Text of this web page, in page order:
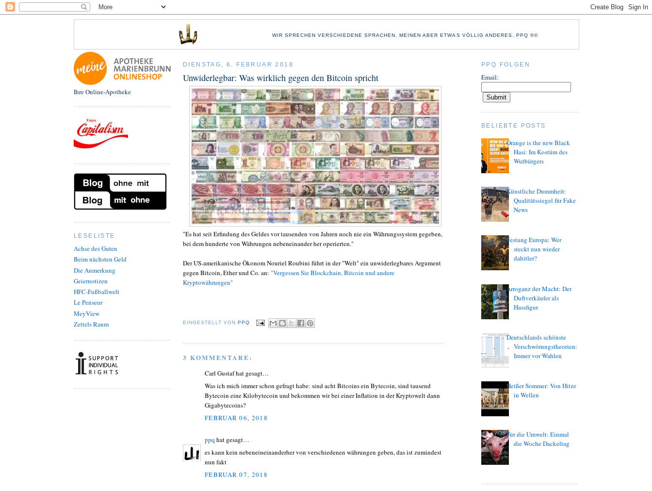
WIR SPRECHEN VERSCHIEDENE SPRACHEN. MEINEN ABER ETWAS VÖLLIG ANDERES. PPQ ®©
Ihre Online-Apotheke
LESELISTE
Achse des Guten
Beim nächsten Geld
Die Anmerkung
Geiernotizen
HFC-Fußballwelt
Le Penseur
MeyView
Zettels Raum
DIENSTAG, 6. FEBRUAR 2018
Unwiderlegbar: Was wirklich gegen den Bitcoin spricht
"Es hat seit Erfindung des Geldes vor tausenden von Jahren noch nie ein Währungssystem gegeben,
bei dem hunderte von Währungen nebeneinander her operierten."
Der US-amerikanische Ökonom Nouriel Roubini führt in der "Welt" ein unwiderlegbares Argument
gegen Bitcoin, Ether und Co. an: "Vergessen Sie Blockchain, Bitcoin und andere
Kryptowährungen"
EINGESTELLT VON PPQ
3 KOMMENTARE:
Carl Gustaf hat gesagt…
Was ich mich immer schon gefragt habe: sind acht Bitcoins ein Bytecoin, sind tausend
Bytecoin eine Kilobytecoin und bekommen wir bei einer Inflation in der Kryptowelt dann
Gigabytecoins?
FEBRUAR 06, 2018
ppq hat gesagt…
es kann kein nebeneineinanderher von verschiedenen währungen geben, das ist zumindest
nun fakt
FEBRUAR 07, 2018
PPQ FOLGEN
Email:
BELIEBTE POSTS
Orange is the new Black
Hasi: Im Kostüm des
Wutbürgers
Künstliche Dummheit:
Qualitätssiegel für Fake
News
Festung Europa: Wer
steckt nun wieder
dahitler?
Arroganz der Macht: Der
Duftverkäufer als
Hassfigur
Deutschlands schönste
Verschwörungstheorien:
Immer vor Wahlen
Heißer Sommer: Von Hitze
in Wellen
Für die Umwelt: Einmal
die Woche Dackeltag